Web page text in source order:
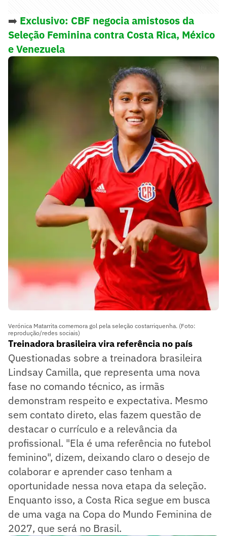
➡️ Exclusivo: CBF negocia amistosos da
Seleção Feminina contra Costa Rica, México
e Venezuela
Verónica Matarrita comemora gol pela seleção costarriquenha. (Foto:
reprodução/redes sociais)
Treinadora brasileira vira referência no país
Questionadas sobre a treinadora brasileira
Lindsay Camilla, que representa uma nova
fase no comando técnico, as irmãs
demonstram respeito e expectativa. Mesmo
sem contato direto, elas fazem questão de
destacar o currículo e a relevância da
profissional. "Ela é uma referência no futebol
feminino", dizem, deixando claro o desejo de
colaborar e aprender caso tenham a
oportunidade nessa nova etapa da seleção.
Enquanto isso, a Costa Rica segue em busca
de uma vaga na Copa do Mundo Feminina de
2027, que será no Brasil.